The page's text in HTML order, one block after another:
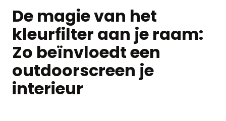
De magie van het
kleurfilter aan je raam:
Zo beïnvloedt een
outdoorscreen je
interieur